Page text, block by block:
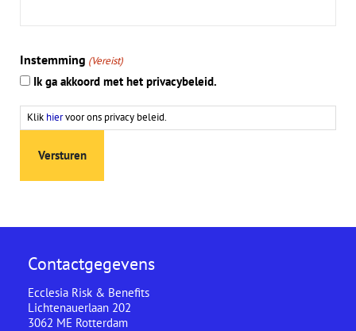
Instemming (Vereist)
Ik ga akkoord met het privacybeleid.
Klik hiervoor ons privacy beleid.
Contactgegevens
Ecclesia Risk & Benefits
Lichtenauerlaan 202
3062 ME Rotterdam